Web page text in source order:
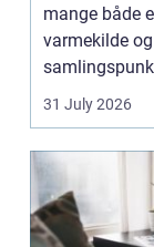
mange både
varmekilde
hjemmet.
31 July 2026